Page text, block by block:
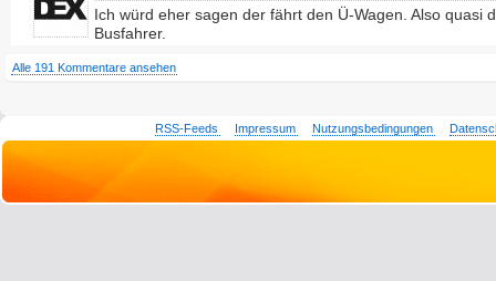
Ich würd eher sagen der fährt den Ü-Wagen. Also quasi
Busfahrer.
Alle 191 Kommentare ansehen
RSS-Feeds Impressum Nutzungsbedingungen